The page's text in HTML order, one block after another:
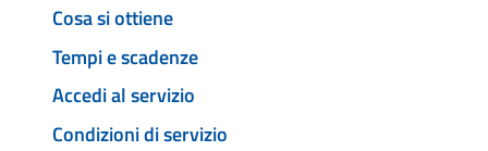
Cosa si ottiene
Tempi e scadenze
Accedi al servizio
Condizioni di servizio